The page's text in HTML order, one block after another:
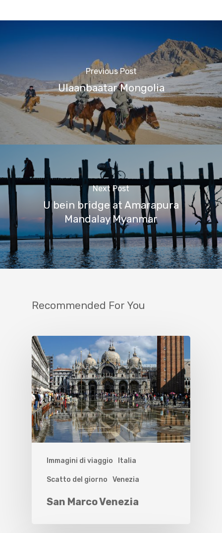
Previous Post
Ulaanbaatar Mongolia
Next Post
U bein bridge at Amarapura
Mandalay Myanmar
Recommended For You
Immagini di viaggio Italia
Scatto del giorno Venezia
San Marco Venezia